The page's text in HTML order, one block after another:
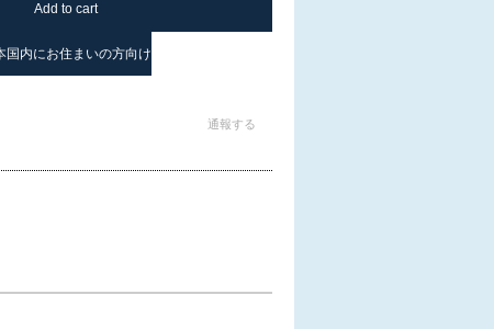
Add to cart
国内にお住まいの方向け
通報する